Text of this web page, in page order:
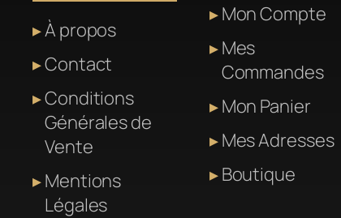
À propos
Contact
Conditions
Générales de
Vente
Mentions
Légales
Mon Compte
Mes
Commandes
Mon Panier
Mes Adresses
Boutique